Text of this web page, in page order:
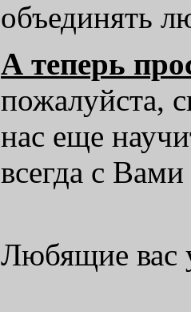
объединять
А теперь
пожалуйста,
нас еще
всегда с
Любящие вас